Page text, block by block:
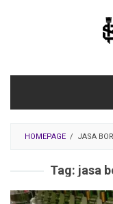
HOMEPAGE / JASA
Tag: jasa